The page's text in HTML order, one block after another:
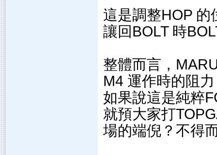
這是調整HOP 的
讓回BOLT 時
整體而言，
M4 運作時的阻
如果說這是純粹
就預大家打
場的端倪？不得